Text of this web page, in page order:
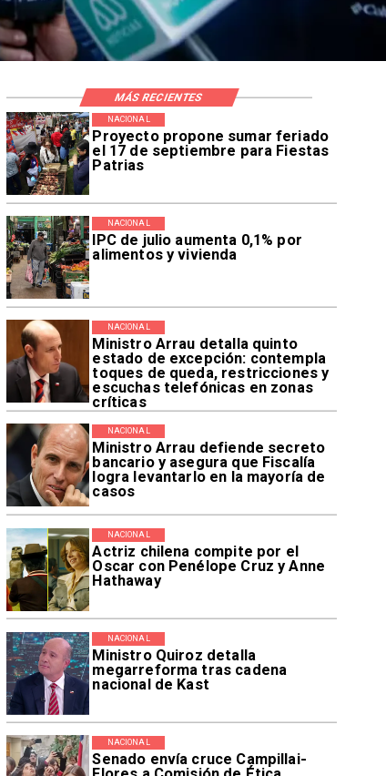
Proyecto propone sumar feriado
el 17 de septiembre para Fiestas
Patrias
NACIONAL
IPC de julio aumenta 0,1% por
alimentos y vivienda
NACIONAL
Ministro Arrau detalla quinto
estado de excepción: contempla
toques de queda, restricciones y
escuchas telefónicas en zonas
críticas
NACIONAL
Ministro Arrau defiende secreto
bancario y asegura que Fiscalía
logra levantarlo en la mayoría de
casos
NACIONAL
Actriz chilena compite por el
Oscar con Penélope Cruz y Anne
Hathaway
NACIONAL
Ministro Quiroz detalla
megarreforma tras cadena
nacional de Kast
NACIONAL
Senado envía cruce Campillai-
NACIONAL
MÁS RECIENTES